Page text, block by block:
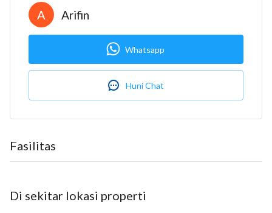
Luas tanah: 227m2
Luas bangunan: 227m2
Luas bangunan *227m²*
Kamar : *4*
Listrik *3500 Watt*
A Arifin
Whatsapp
Huni Chat
Fasilitas
Di sekitar lokasi properti